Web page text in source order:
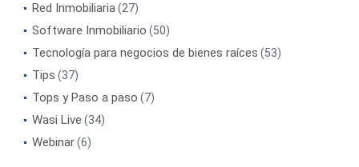
Red Inmobiliaria(27)
Software Inmobiliario (50)
Tecnología para negocios de bienes raíces (53)
Tips (37)
Tops y Paso a paso (7)
Wasi Live (34)
Webinar(6)